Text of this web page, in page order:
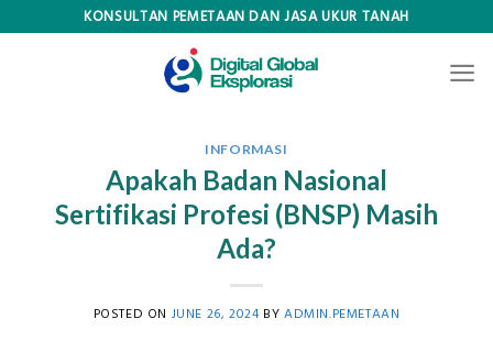
KONSULTAN PEMETAAN DAN JASA UKUR TANAH
INFORMASI
Apakah Badan Nasional
Sertifikasi Profesi (BNSP) Masih
Ada?
POSTED ON JUNE 26, 2024BY ADMIN.PEMETAAN